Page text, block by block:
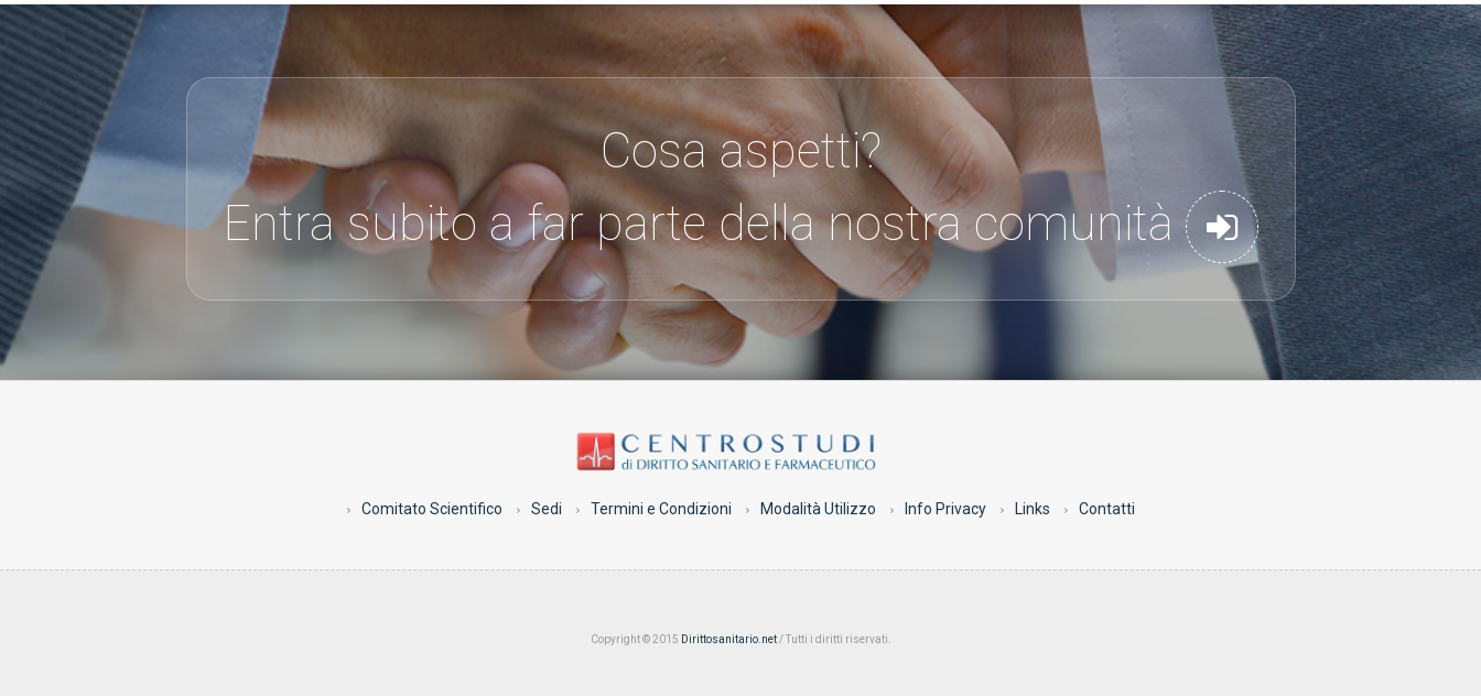
Cosa aspetti?
Entra subito a far parte della nostra comunità
Comitato Scientifico Sedi Termini e Condizioni Modalità Utilizzo Info Privacy Links Contatti
Copyright © 2015 Dirittosanitario.net/ Tutti i diritti riservati.